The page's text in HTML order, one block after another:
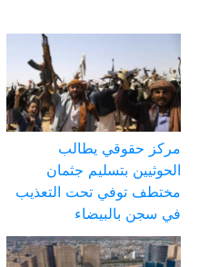
مركز حقوقي يطالب
الحوثيين بتسليم جثمان
مختطف توفي تحت التعذيب
في سجن بالبيضاء